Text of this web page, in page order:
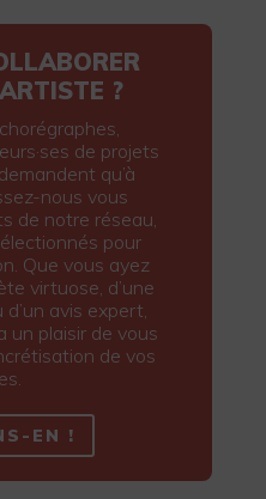
?
de projets
qu’à
nous vous
de notre réseau,
pour
Que vous ayez
virtuose, d’une
avis expert,
un plaisir de vous
de vos
EN !